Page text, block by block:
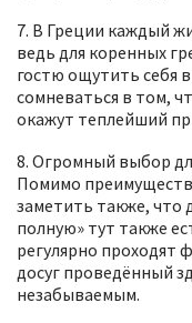
7. В Греции каждый
ведь для коренных
гостю ощутить себя
сомневаться в том,
окажут теплейший
8. Огромный выбор
Помимо
заметить также, что
полную» тут также
регулярно проходят
досуг проведённый
незабываемым.